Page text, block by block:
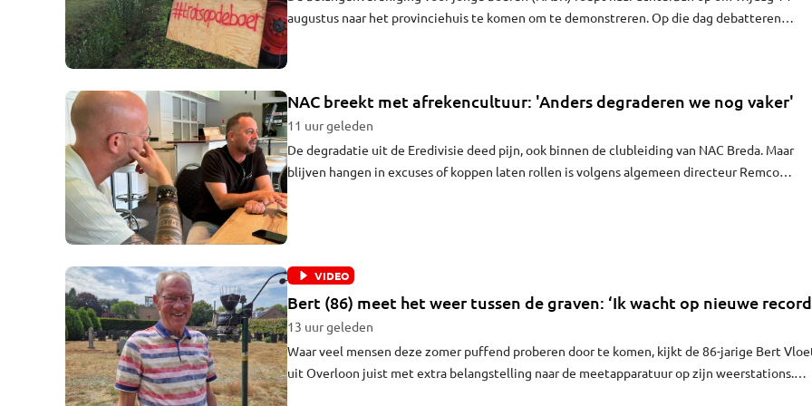
augustus naar het provinciehuis te komen om te demonstreren. Op die dag debatteren
NAC breekt met afrekencultuur: 'Anders degraderen we nog vaker'
11 uur geleden
De degradatie uit de Eredivisie deed pijn, ook binnen de clubleiding van NAC Breda. Maar
blijven hangen in excuses of koppen laten rollen is volgens algemeen directeur Remco
VIDEO
Bert (86) meet het weer tussen de graven: ‘Ik wacht op nieuwe
13 uur geleden
Waar veel mensen deze zomer puffend proberen door te komen, kijkt de 86-jarige Bert
uit Overloon juist met extra belangstelling naar de meetapparatuur op zijn weerstations.